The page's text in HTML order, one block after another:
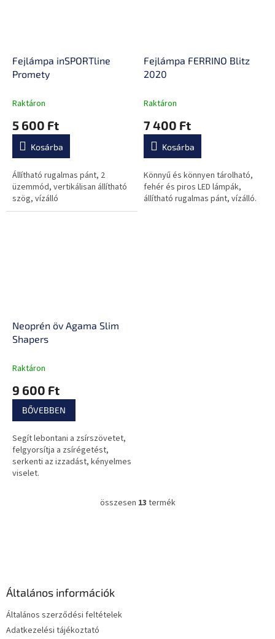
Fejlámpa inSPORTline
Promety
Raktáron
5 600 Ft
Kosárba
Állítható rugalmas pánt, 2
üzemmód, vertikálisan állítható
szög, vízálló
Fejlámpa FERRINO Blitz
2020
Raktáron
7 400 Ft
Kosárba
Könnyű és könnyen tárolható,
fehér és piros LED lámpák,
állítható rugalmas pánt, vízálló.
Neoprén öv Agama Slim
Shapers
Raktáron
9 600 Ft
BŐVEBBEN
Segít lebontani a zsírszövetet,
felgyorsítja a zsírégetést,
serkenti az izzadást, kényelmes
viselet.
L
összesen 13 termék
Általános információk
Általános szerződési feltételek
Adatkezelési tájékoztató